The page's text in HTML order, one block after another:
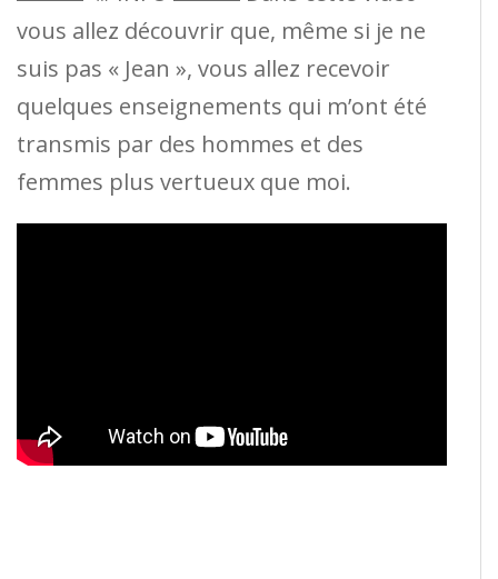
vous allez découvrir que, même si je ne
suis pas « Jean », vous allez recevoir
quelques enseignements qui m’ont été
transmis par des hommes et des
femmes plus vertueux que moi.